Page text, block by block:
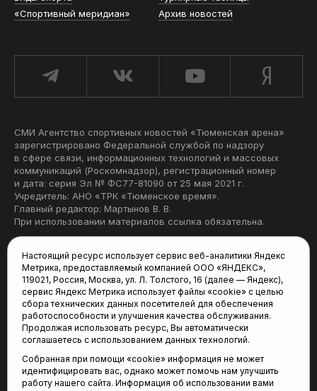
«Спортивный меридиан»
Архив новостей
СМИ Агентство спортивных новостей «Тюменская арена»
зарегистрировано Федеральной службой по надзору
в сфере связи, информационных технологий и массовых
коммуникаций (Роскомнадзор), регистрационный номер
и дата: серия Эл № ФС77-81090 от 25 мая 2021 г.
Учредитель: АНО «ТРК «Тюменское время».
Главный редактор: Мартынов В. В.
При использовании материалов ссылка обязательна.
Редакция:
625035, Тюмень, пр. Геологоразведчиков, 28А
(3452) 68-22-28
tum-arena@mail.ru
Отдел продаж:
(3452) 68-89-78
kotovaev@sibinformburo.ru
Настоящий ресурс использует сервис веб-аналитики Яндекс
Метрика, предоставляемый компанией ООО «ЯНДЕКС»,
119021, Россия, Москва, ул. Л. Толстого, 16 (далее — Яндекс),
сервис Яндекс Метрика использует файлы «cookie» с целью
сбора технических данных посетителей для обеспечения
работоспособности и улучшения качества обслуживания.
Продолжая использовать ресурс, Вы автоматически
соглашаетесь с использованием данных технологий.
Собранная при помощи «cookie» информация не может
идентифицировать вас, однако может помочь нам улучшить
работу нашего сайта. Информация об использовании вами